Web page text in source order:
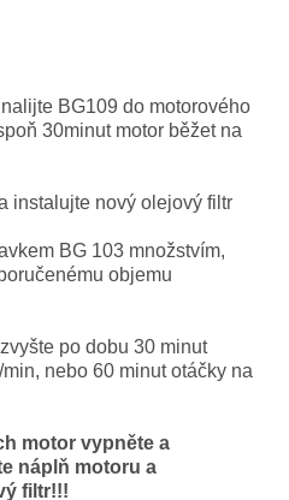
BG109 do motorového
30minut motor běžet na
instalujte nový olejový filtr
BG 103 množstvím,
objemu
po dobu 30 minut
nebo 60 minut otáčky na
motor vypněte a
náplň motoru a
filtr!!!